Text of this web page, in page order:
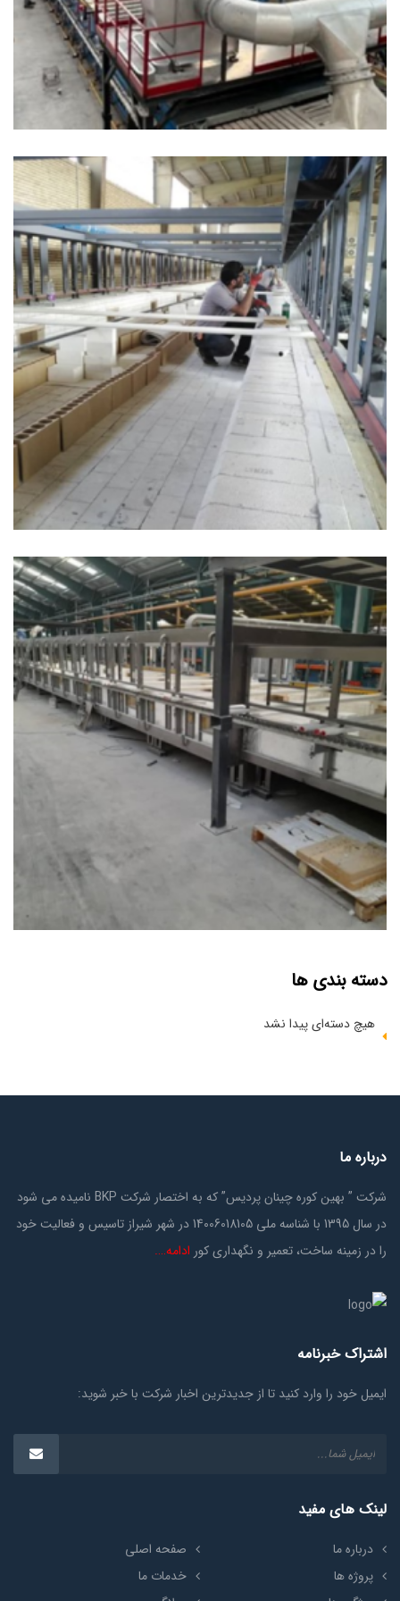
پروژه سوم
+
+
پروژه اول
دسته بندی ها
هیچ دسته‌ای پیدا نشد
درباره ما
شرکت ” بهین کوره چینان پردیس” که به اختصار شرکت BKP نامیده می شود
در سال 1395 با شناسه ملی 14006018105 در شهر شیراز تاسیس و فعالیت خود
را در زمینه ساخت، تعمیر و نگهداری کور ادامه….
اشتراک خبرنامه
ایمیل خود را وارد کنید تا از جدیدترین اخبار شرکت با خبر شوید:
لینک های مفید
صفحه اصلی
درباره ما
خدمات ما
پروژه ها